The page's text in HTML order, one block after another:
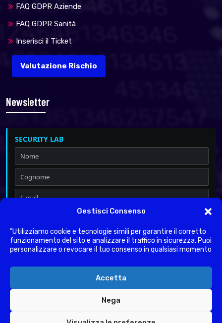
Gestisci Consenso
"Utilizziamo cookie e tecnologie simili per garantire il corretto
funzionamento del sito e analizzare il traffico in sicurezza. Puoi
personalizzare o revocare il tuo consenso in qualsiasi momento
Accetta
Nega
FAQ GDPR Aziende
FAQ GDPR Sanità
Inserisci il Ticket
Valutazione Rischio
Newsletter
SECURITY LAB
Iscrivimi a Security & Privacy
Regolamento UE 2016/679.
Securitylab.services - Gestionale Toscana Srl - P.Iva -